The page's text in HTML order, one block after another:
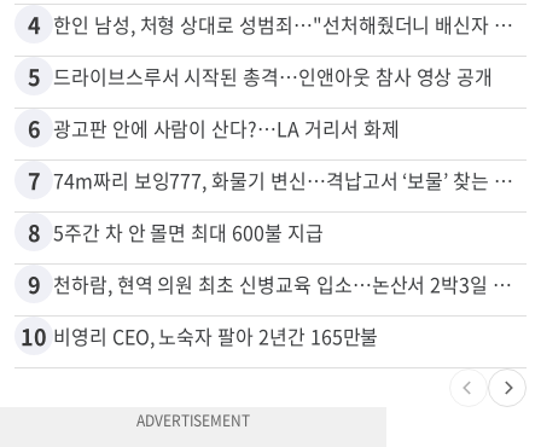
4 한인 남성, 처형 상대로 성범죄…"선처해줬더니 배신자 취급"
5 드라이브스루서 시작된 총격…인앤아웃 참사 영상 공개
6 광고판 안에 사람이 산다?…LA 거리서 화제
7 74m짜리 보잉777, 화물기 변신…격납고서 ‘보물’ 찾는 인천공항
8 5주간 차 안 몰면 최대 600불 지급
9 천하람, 현역 의원 최초 신병교육 입소…논산서 2박3일 생활
10 비영리 CEO, 노숙자 팔아 2년간 165만불